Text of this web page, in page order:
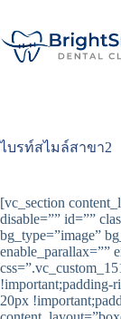
ไบรท์สไมล์สาขา2
[vc_section
disable=”” id=””
bg_type=”image”
enable_parallax=””
!important;padding-
20px